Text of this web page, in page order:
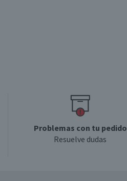
Problemas con tu pedido
Resuelve dudas